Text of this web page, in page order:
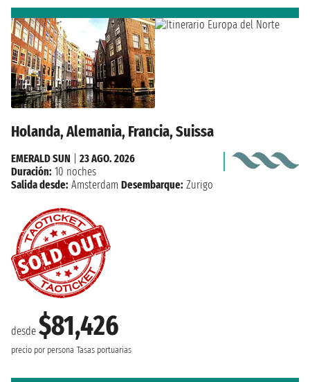
Holanda, Alemania, Francia, Suissa
desde $81,426
precio por persona Tasas portuarias
EMERALD SUN
23 AGO. 2026
Duración: 10 noches
Salida desde: Amsterdam Desembarque: Zurigo